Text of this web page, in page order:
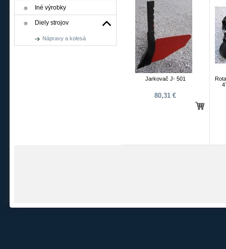
Iné výrobky
Diely strojov
Nápravy a kolesá
Jarkovač J- 501
80,31 €